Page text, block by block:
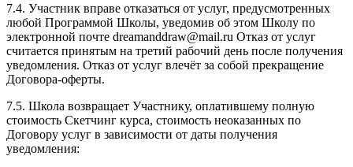
7.4. Участник вправе отказаться от услуг, предусмотренных
любой Программой Школы, уведомив об этом Школу по
электронной почте dreamanddraw@mail.ru Отказ от услуг
считается принятым на третий рабочий день после получения
уведомления. Отказ от услуг влечёт за собой прекращение
Договора-оферты.
7.5. Школа возвращает Участнику, оплатившему полную
стоимость Скетчинг курса, стоимость неоказанных по
Договору услуг в зависимости от даты получения
уведомления: